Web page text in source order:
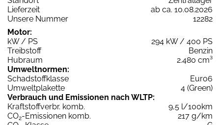
Lieferzeit
ab ca. 10.08.2026
Unsere Nummer
12282
Motor:
kW / PS
294 kW / 400 PS
Treibstoff
Benzin
Hubraum
2.480 cm³
Umweltnormen:
Schadstoffklasse
Euro6
Umweltplakette
4 (Green)
Verbrauch und Emissionen nach WLTP:
Kraftstoffverbr. komb.
9,5 l/100km
CO2-Emissionen komb.
217 g/km